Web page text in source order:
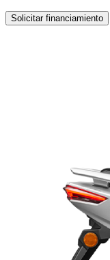
Solicitar financiamiento